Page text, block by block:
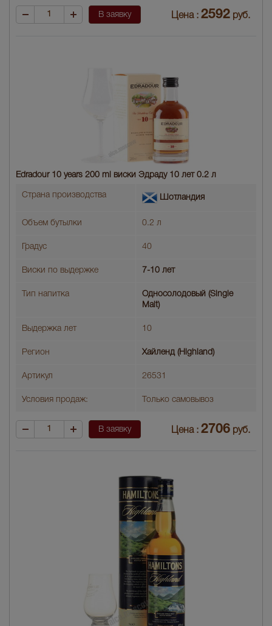
В заявку Цена : 2592 руб.
Edradour 10 years 200 ml виски Эдраду 10 лет 0.2 л
Страна производства Шотландия
Объем бутылки 0.2 л
Градус 40
Виски по выдержке 7-10 лет
Тип напитка
Односолодовый (Single
Malt)
Выдержка лет 10
Регион Хайленд (Highland)
Артикул 26531
Условия продаж: Только самовывоз
В заявку Цена : 2706 руб.